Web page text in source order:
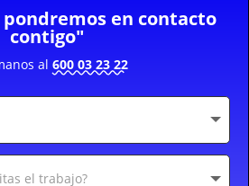
pondremos en contacto
contigo"
al 600 03 23 22